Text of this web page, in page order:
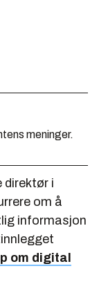
meninger.
direktør i
om å
informasjon
om digital